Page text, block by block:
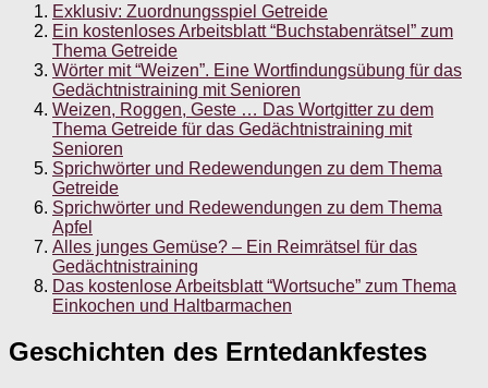
Exklusiv: Zuordnungsspiel Getreide
Ein kostenloses Arbeitsblatt “Buchstabenrätsel” zum
Thema Getreide
Wörter mit “Weizen”. Eine Wortfindungsübung für das
Gedächtnistraining mit Senioren
Weizen, Roggen, Geste … Das Wortgitter zu dem
Thema Getreide für das Gedächtnistraining mit
Senioren
Sprichwörter und Redewendungen zu dem Thema
Getreide
Sprichwörter und Redewendungen zu dem Thema
Apfel
Alles junges Gemüse? – Ein Reimrätsel für das
Gedächtnistraining
Das kostenlose Arbeitsblatt “Wortsuche” zum Thema
Einkochen und Haltbarmachen
Geschichten des Erntedankfestes